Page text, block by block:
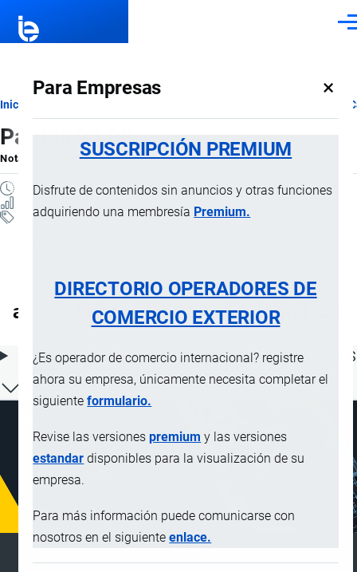
Para Empresas ×
SUSCRIPCIÓN PREMIUM
Disfrute de contenidos sin anuncios y otras funciones
adquiriendo una membresía Premium.
DIRECTORIO OPERADORES DE
COMERCIO EXTERIOR
¿Es operador de comercio internacional? registre
ahora su empresa, únicamente necesita completar el
siguienteformulario.
Revise las versionespremium y las versiones
estandar disponibles para la visualización de su
empresa.
Para más información puede comunicarse con
nosotros en el siguienteenlace.
Ruta
de
navegación
Inicio
Partida 90.08
Nota ExplicativaporImportaciones …, 22 Julio, 2024
4 MINUTOS
Notas Explicativas
90.08 Proyectores de imagen fija;
ampliadoras o reductoras, fotográficas
ÍNDICE DE CONTENIDOS